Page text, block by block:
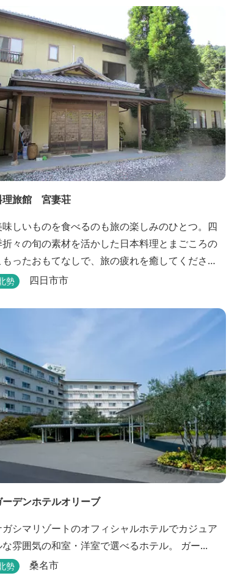
ただける遊び場もあります。 園内では、ミニブタ
んたちのショーを見たり、ウインナーづくりやパ
づくりなどの手づくり体験教室や、食農体験プロ
ラムに参加したり...
理旅館 宮妻荘
味しいものを食べるのも旅の楽しみのひとつ。四
折々の旬の素材を活かした日本料理とまごころの
もったおもてなしで、旅の疲れを癒してくださ
。
勢 四日市市
ーデンホテルオリーブ
ガシマリゾートのオフィシャルホテルでカジュア
ルな雰囲気の和室・洋室で選べるホテル。 ガー...
勢 桑名市